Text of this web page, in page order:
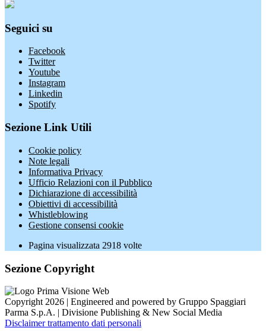
Seguici su
Facebook
Twitter
Youtube
Instagram
Linkedin
Spotify
Sezione Link Utili
Cookie policy
Note legali
Informativa Privacy
Ufficio Relazioni con il Pubblico
Dichiarazione di accessibilità
Obiettivi di accessibilità
Whistleblowing
Gestione consensi cookie
Pagina visualizzata 2918 volte
Sezione Copyright
Copyright 2026 | Engineered and powered by Gruppo Spaggiari
Parma S.p.A. | Divisione Publishing & New Social Media
Disclaimer trattamento dati personali